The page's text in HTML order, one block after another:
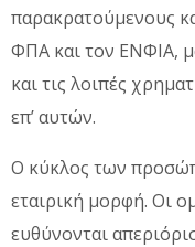
παρακρατούμενους
ΦΠΑ και τον ΕΝΦΙΑ,
και τις λοιπές
επ’ αυτών.
Ο κύκλος των
εταιρική μορφή. Οι
ευθύνονται